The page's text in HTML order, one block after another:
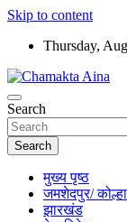
Skip to content
Thursday,
Chamakta
Hindi News Paper –
Search
Search
मुख्य पृष्ठ
जमशेदपुर/
झारखंड